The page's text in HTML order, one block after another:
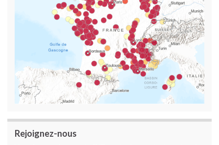
Rejoignez-nous